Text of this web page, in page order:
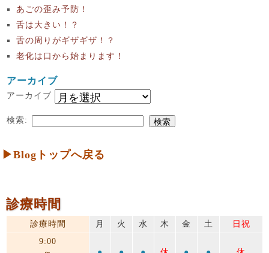
あごの歪み予防！
舌は大きい！？
舌の周りがギザギザ！？
老化は口から始まります！
アーカイブ
アーカイブ
検索:
▶Blogトップへ戻る
診療時間
診療時間 月 火 水 木 金 土
日祝
9:00